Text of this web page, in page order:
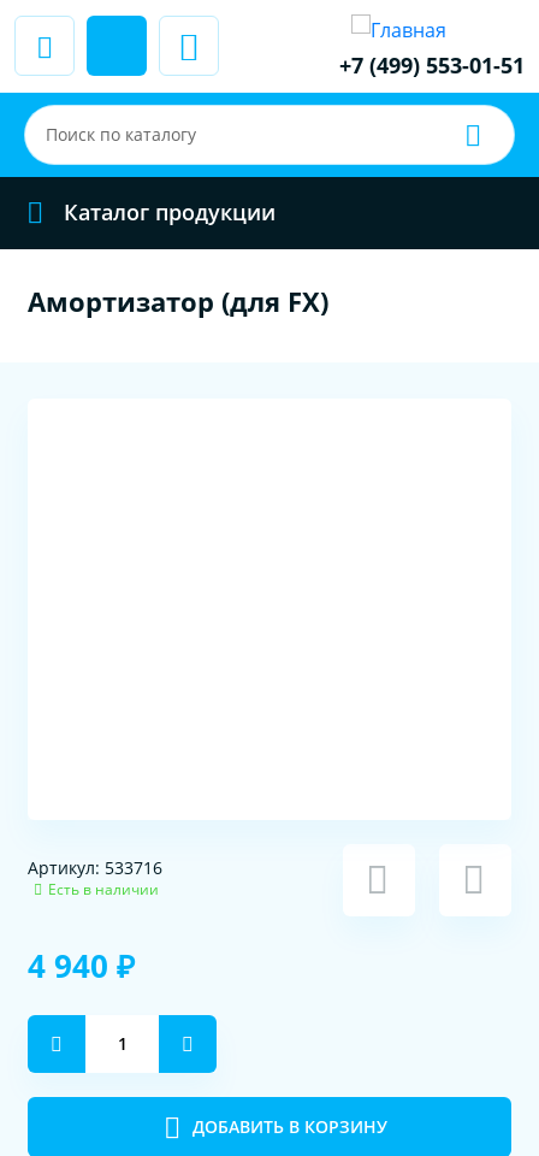
+7 (499) 553-01-51
Каталог продукции
Амортизатор (для FX)
Артикул: 533716
Есть в наличии
4 940 ₽
ДОБАВИТЬ В КОРЗИНУ